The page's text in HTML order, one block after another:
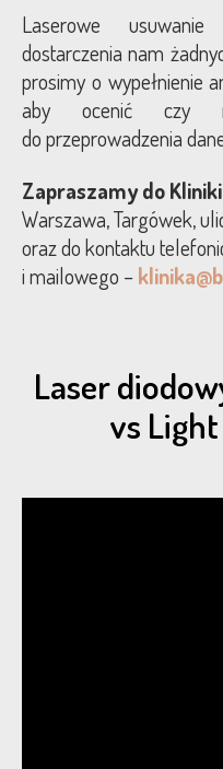
Laserowe
dostarczenia nam
prosimy o wypełnienie
aby ocenić czy
do przeprowadzenia
Zapraszamy do
Warszawa, Targówek,
oraz do kontaktu
i mailowego –
Laser
vs